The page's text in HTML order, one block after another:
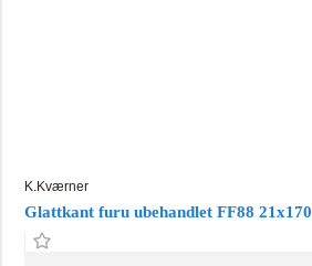
K.Kværner
Glattkant furu ubehandlet FF88 21x170